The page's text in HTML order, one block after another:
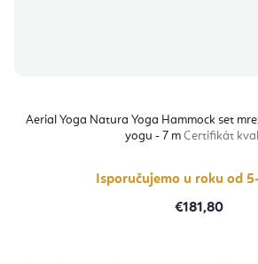
Aerial Yoga Natura Yoga Hammock set
yogu - 7 m Certifikát
Isporučujemo u roku od
€181,80